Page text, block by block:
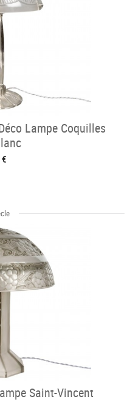
Lampe Coquilles
€
Saint-Vincent